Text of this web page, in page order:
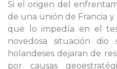
Si el origen del
de una unión de Francia y
que lo impedía en el
novedosa situación
holandeses dejaran de
por causas